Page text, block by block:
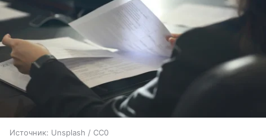
Источник: Unsplash / CC0